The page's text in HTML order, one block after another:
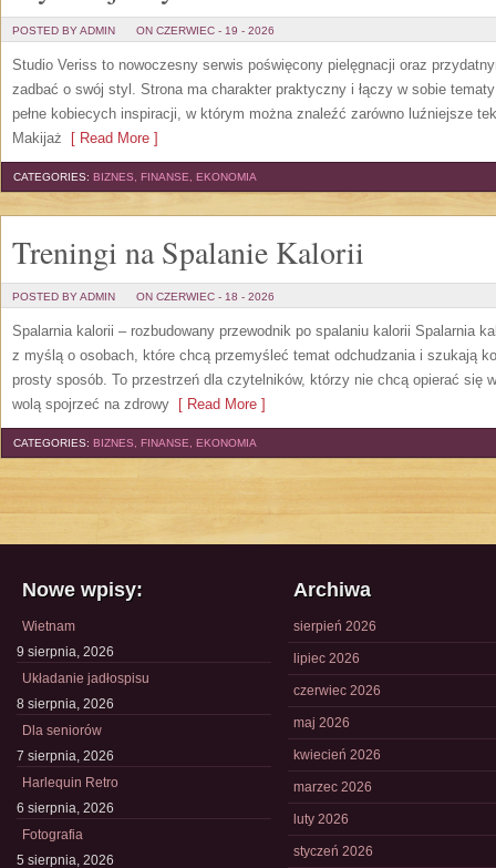
POSTED BY ADMIN ON CZERWIEC - 19 - 2026
Studio Veriss to nowoczesny serwis poświęcony pielęgnacji oraz
zadbać o swój styl. Strona ma charakter praktyczny i łączy w sobie
pełne kobiecych inspiracji, w którym można znaleźć zarówno luźniejsze
Makijaż [ Read More ]
CATEGORIES: BIZNES, FINANSE, EKONOMIA
Treningi na Spalanie Kalorii
POSTED BY ADMIN ON CZERWIEC - 18 - 2026
Spalarnia kalorii – rozbudowany przewodnik po spalaniu kalorii Spalarnia
z myślą o osobach, które chcą przemyśleć temat odchudzania i szukają
prosty sposób. To przestrzeń dla czytelników, którzy nie chcą opierać się
wolą spojrzeć na zdrowy [ Read More ]
CATEGORIES: BIZNES, FINANSE, EKONOMIA
Nowe wpisy:
Wietnam
9 sierpnia, 2026
Układanie jadłospisu
8 sierpnia, 2026
Dla seniorów
7 sierpnia, 2026
Harlequin Retro
6 sierpnia, 2026
Fotografia
5 sierpnia, 2026
Archiwa
sierpień 2026
lipiec 2026
czerwiec 2026
maj 2026
kwiecień 2026
marzec 2026
luty 2026
styczeń 2026